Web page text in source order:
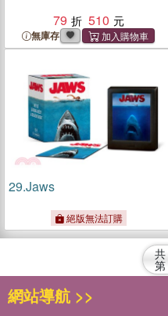
79
510
無庫存
29.Jaws
絕版無法訂購
共
第
網站導航 >>